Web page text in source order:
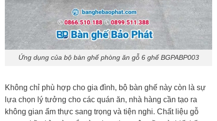
Ứng dụng của bộ bàn ghế phòng ăn gỗ 6 ghế BGPABP003
Không chỉ phù hợp cho gia đình, bộ bàn ghế này còn là sự
lựa chọn lý tưởng cho các quán ăn, nhà hàng cần tạo ra
không gian ẩm thực sang trọng và tiện nghi. Chất liệu gỗ